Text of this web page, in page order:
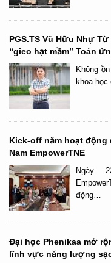
PGS.TS Vũ Hữu Nhự
“gieo hạt mầm” Toán
Không
khoa
Kick-off năm hoạt động
Nam EmpowerTNE
Ngày
động…
Đại học Phenikaa mở
lĩnh vực năng lượng